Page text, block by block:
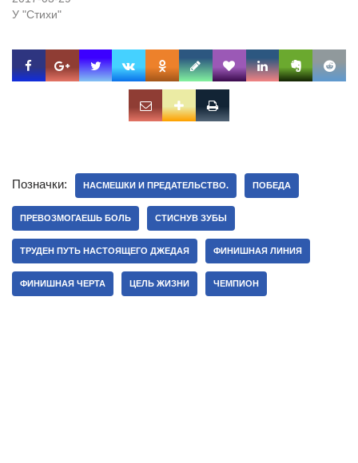
У "Стихи"
Позначки: НАСМЕШКИ И ПРЕДАТЕЛЬСТВО. ПОБЕДА
ПРЕВОЗМОГАЕШЬ БОЛЬ СТИСНУВ ЗУБЫ
ТРУДЕН ПУТЬ НАСТОЯЩЕГО ДЖЕДАЯ ФИНИШНАЯ ЛИНИЯ
ФИНИШНАЯ ЧЕРТА ЦЕЛЬ ЖИЗНИ ЧЕМПИОН